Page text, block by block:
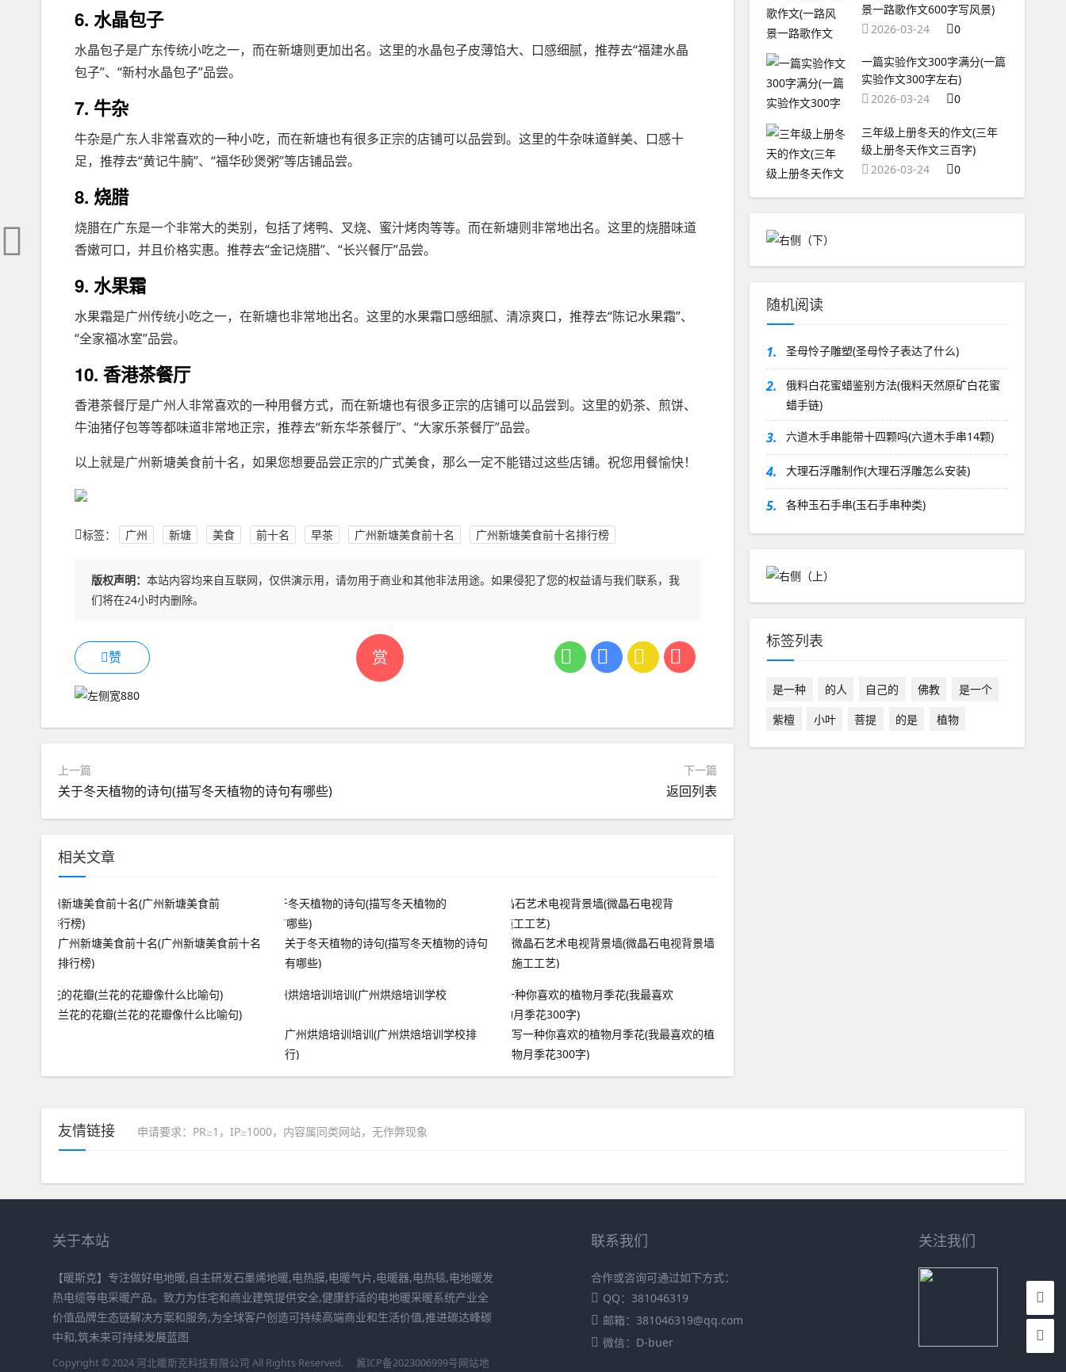
6. 水晶包子
水晶包子是广东传统小吃之一，而在新塘则更加出名。这里的水晶包子皮薄馅大、口感细腻，推荐去“福建水晶
包子”、“新村水晶包子”品尝。
7. 牛杂
牛杂是广东人非常喜欢的一种小吃，而在新塘也有很多正宗的店铺可以品尝到。这里的牛杂味道鲜美、口感十
足，推荐去“黄记牛腩”、“福华砂煲粥”等店铺品尝。
8. 烧腊
烧腊在广东是一个非常大的类别，包括了烤鸭、叉烧、蜜汁烤肉等等。而在新塘则非常地出名。这里的烧腊味道
香嫩可口，并且价格实惠。推荐去“金记烧腊”、“长兴餐厅”品尝。
9. 水果霜
水果霜是广州传统小吃之一，在新塘也非常地出名。这里的水果霜口感细腻、清凉爽口，推荐去“陈记水果霜”、
“全家福冰室”品尝。
10. 香港茶餐厅
香港茶餐厅是广州人非常喜欢的一种用餐方式，而在新塘也有很多正宗的店铺可以品尝到。这里的奶茶、煎饼、
牛油猪仔包等等都味道非常地正宗，推荐去“新东华茶餐厅”、“大家乐茶餐厅”品尝。
以上就是广州新塘美食前十名，如果您想要品尝正宗的广式美食，那么一定不能错过这些店铺。祝您用餐愉快！
标签： 广州 新塘 美食 前十名 早茶 广州新塘美食前十名 广州新塘美食前十名排行榜
赏
版权声明： 本站内容均来自互联网，仅供演示用，请勿用于商业和其他非法用途。如果侵犯了您的权益请与我们联系，我
们将在24小时内删除。
赞
上一篇
关于冬天植物的诗句(描写冬天植物的诗句有哪些)
下一篇
返回列表
相关文章
广州新塘美食前十名(广州新塘美食前十名
排行榜)
关于冬天植物的诗句(描写冬天植物的诗句
有哪些)
微晶石艺术电视背景墙(微晶石电视背景墙
施工工艺)
兰花的花瓣(兰花的花瓣像什么比喻句)
广州烘焙培训培训(广州烘焙培训学校排
行)
写一种你喜欢的植物月季花(我最喜欢的植
物月季花300字)
景一路歌作文600字写风景)
2026-03-24
0
一篇实验作文300字满分(一篇
实验作文300字左右)
2026-03-24
0
三年级上册冬天的作文(三年
级上册冬天作文三百字)
2026-03-24
0
随机阅读
1. 圣母怜子雕塑(圣母怜子表达了什么)
2.
俄料白花蜜蜡鉴别方法(俄料天然原矿白花蜜
蜡手链)
3. 六道木手串能带十四颗吗(六道木手串14颗)
4. 大理石浮雕制作(大理石浮雕怎么安装)
5. 各种玉石手串(玉石手串种类)
标签列表
是一种 的人 自己的 佛教
是一个
紫檀
小叶 菩提 的是 植物
友情链接 申请要求：PR≥1，IP≥1000，内容属同类网站，无作弊现象
关于本站
【暖斯克】专注做好电地暖,自主研发石墨烯地暖,电热膜,电暖气片,电暖器,电热毯,电地暖发
热电缆等电采暖产品。致力为住宅和商业建筑提供安全,健康舒适的电地暖采暖系统产业全
价值品牌生态链解决方案和服务,为全球客户创造可持续高端商业和生活价值,推进碳达峰碳
中和,筑未来可持续发展蓝图
Copyright © 2024 河北暖斯克科技有限公司 All Rights Reserved. 冀ICP备2023006999号网站地
联系我们
合作或咨询可通过如下方式：
QQ：381046319
邮箱：381046319@qq.com
微信：D-buer
关注我们